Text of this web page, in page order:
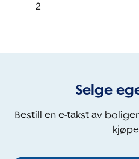
2
Selge
Bestill en e-takst av